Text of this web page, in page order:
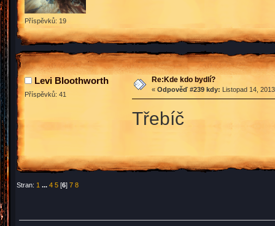
Příspěvků: 19
Levi Bloothworth
Příspěvků: 41
Re:Kde kdo bydlí?
« Odpověď #239 kdy: Listopad 14,
Třebíč
Stran: 1 ...4 5 [6]7 8